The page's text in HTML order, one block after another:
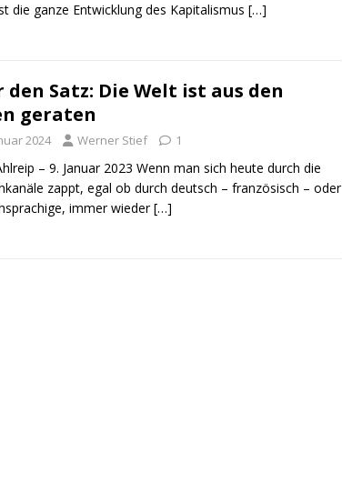
die ganze Entwicklung des Kapitalismus […]
den Satz: Die Welt ist aus den
geraten
2024 Werner Stief 1
– 9. Januar 2023 Wenn man sich heute durch die
zappt, egal ob durch deutsch – französisch – oder
immer wieder[…]